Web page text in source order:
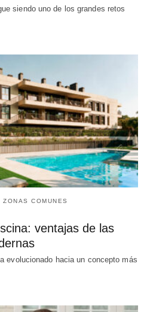
siendo uno de los grandes retos
ZONAS COMUNES
ventajas de las
evolucionado hacia un concepto más